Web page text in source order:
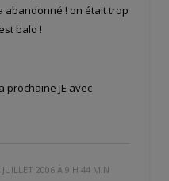
abandonné ! on était trop
balo !
prochaine JE avec
JUILLET 2006 À 9 H 44 MIN